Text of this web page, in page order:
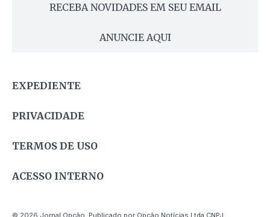
RECEBA NOVIDADES EM SEU EMAIL
ANUNCIE AQUI
EXPEDIENTE
PRIVACIDADE
TERMOS DE USO
ACESSO INTERNO